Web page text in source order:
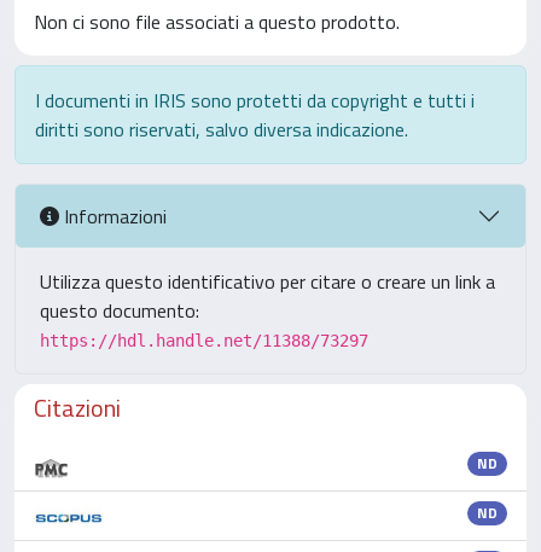
Non ci sono file associati a questo prodotto.
I documenti in IRIS sono protetti da copyright e tutti i
diritti sono riservati, salvo diversa indicazione.
Informazioni
Utilizza questo identificativo per citare o creare un link a
questo documento:
https://hdl.handle.net/11388/73297
Citazioni
ND
ND